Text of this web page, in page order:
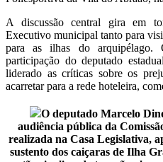
A discussão central gira em
Executivo municipal tanto para
para as ilhas do
participação do deputado estadual
liderado as críticas sobre os
acarretar para a rede hoteleira,
O deputado Marcelo
audiência pública da
realizada na Casa Legislativa,
sustento dos caiçaras de Ilha